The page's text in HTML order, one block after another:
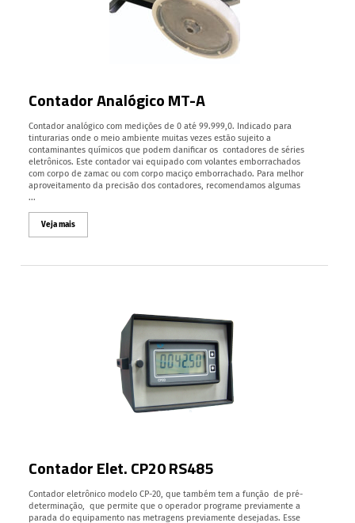
Contador Analógico MT-A
Contador analógico com medições de 0 até 99.999,0. Indicado para
tinturarias onde o meio ambiente muitas vezes estão sujeito a
contaminantes químicos que podem danificar os contadores de séries
eletrônicos. Este contador vai equipado com volantes emborrachados
com corpo de zamac ou com corpo maciço emborrachado. Para melhor
aproveitamento da precisão dos contadores, recomendamos algumas
...
Veja mais
Contador Elet. CP20 RS485
Contador eletrônico modelo CP-20, que também tem a função de pré-
determinação, que permite que o operador programe previamente a
parada do equipamento nas metragens previamente desejadas. Esse